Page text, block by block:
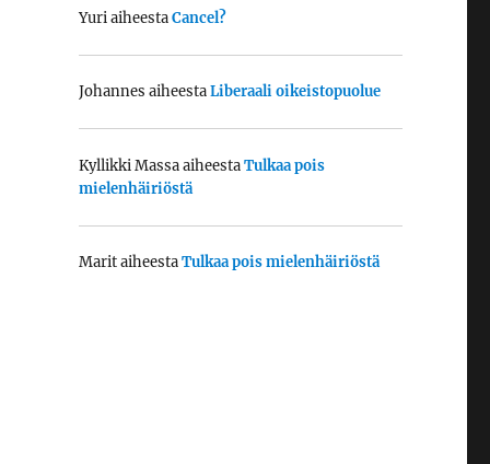
YuriaiheestaCancel?
Johannes aiheestaLiberaali oikeistopuolue
Kyllikki MassaaiheestaTulkaa pois
mielenhäiriöstä
MaritaiheestaTulkaa pois mielenhäiriöstä